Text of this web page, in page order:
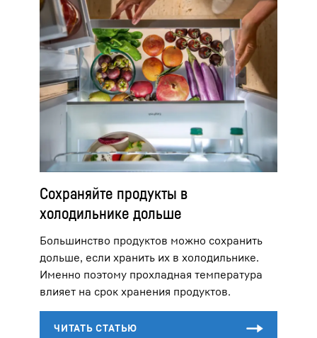
Сохраняйте продукты в
холодильнике дольше
Большинство продуктов можно сохранить
дольше, если хранить их в холодильнике.
Именно поэтому прохладная температура
влияет на срок хранения продуктов.